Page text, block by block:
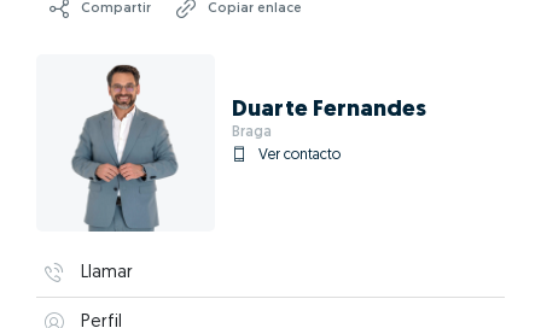
Compartir Copiar enlace
Duarte Fernandes
Braga
Ver contacto
Llamar
Perfil